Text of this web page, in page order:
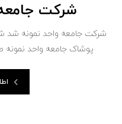
شرکت
شرکت جامعه واحد نمونه شد
پوشاک جامعه واحد نمونه